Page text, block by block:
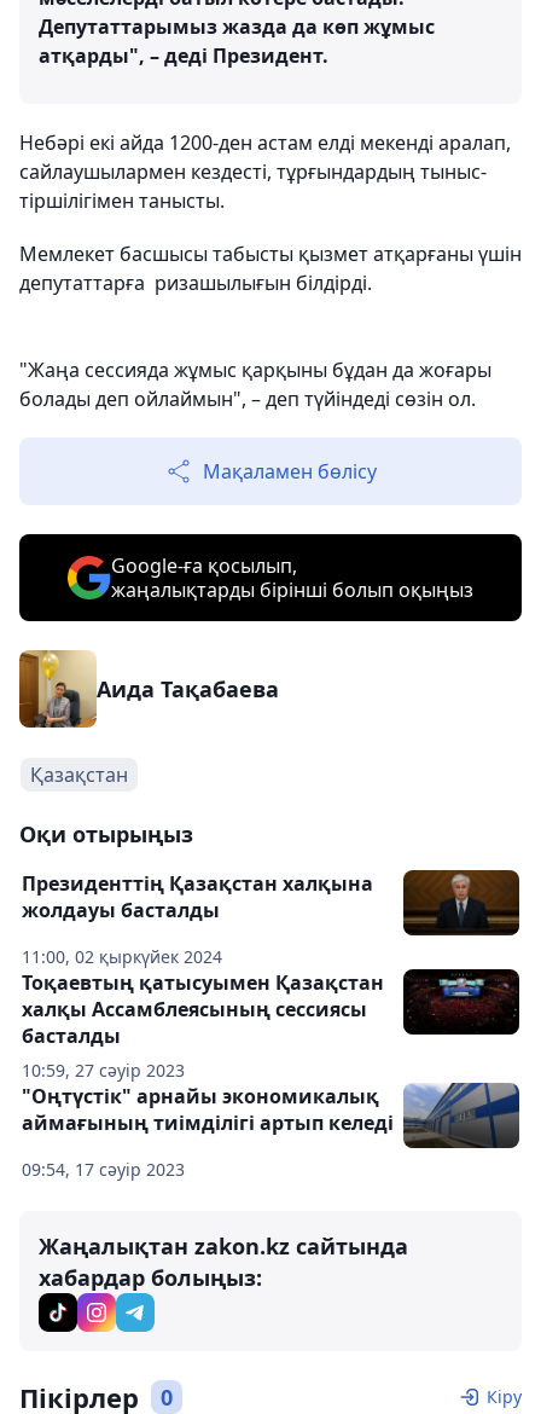
Депутаттарымыз жазда да көп жұмыс
атқарды", – деді Президент.
Небәрі екі айда 1200-ден астам елді мекенді аралап,
сайлаушылармен кездесті, тұрғындардың тыныс-
тіршілігімен танысты.
Мемлекет басшысы табысты қызмет атқарғаны үшін
депутаттарға ризашылығын білдірді.
"Жаңа сессияда жұмыс қарқыны бұдан да жоғары
болады деп ойлаймын", – деп түйіндеді сөзін ол.
Мақаламен бөлісу
Google-ға қосылып,
жаңалықтарды бірінші болып оқыңыз
Аида Тақабаева
Қазақстан
Оқи отырыңыз
11:00, 02 қыркүйек 2024
Президенттің Қазақстан халқына
жолдауы басталды
10:59, 27 сәуір 2023
Тоқаевтың қатысуымен Қазақстан
халқы Ассамблеясының сессиясы
басталды
09:54, 17 сәуір 2023
"Оңтүстік" арнайы экономикалық
аймағының тиімділігі артып келеді
Жаңалықтан zakon.kz сайтында
хабардар болыңыз:
Пікірлер 0 Кіру